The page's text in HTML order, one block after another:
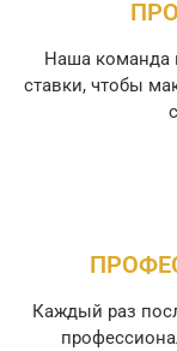
Наша команда
ставки, чтобы
Каждый раз